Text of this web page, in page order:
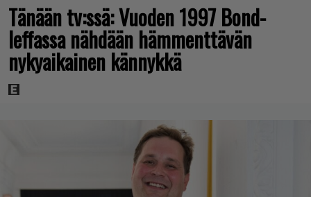
Tänään tv:ssä: Vuoden 1997 Bond-
leffassa nähdään hämmenttävän
nykyaikainen kännykkä